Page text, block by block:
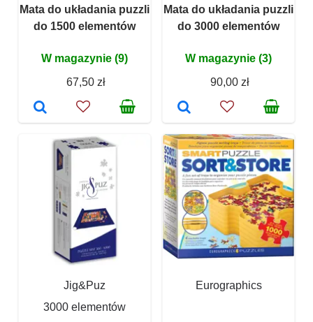
Mata do układania puzzli
do 1500 elementów
W magazynie (9)
67,50 zł
Mata do układania puzzli
do 3000 elementów
W magazynie (3)
90,00 zł
Jig&Puz
3000 elementów
Eurographics